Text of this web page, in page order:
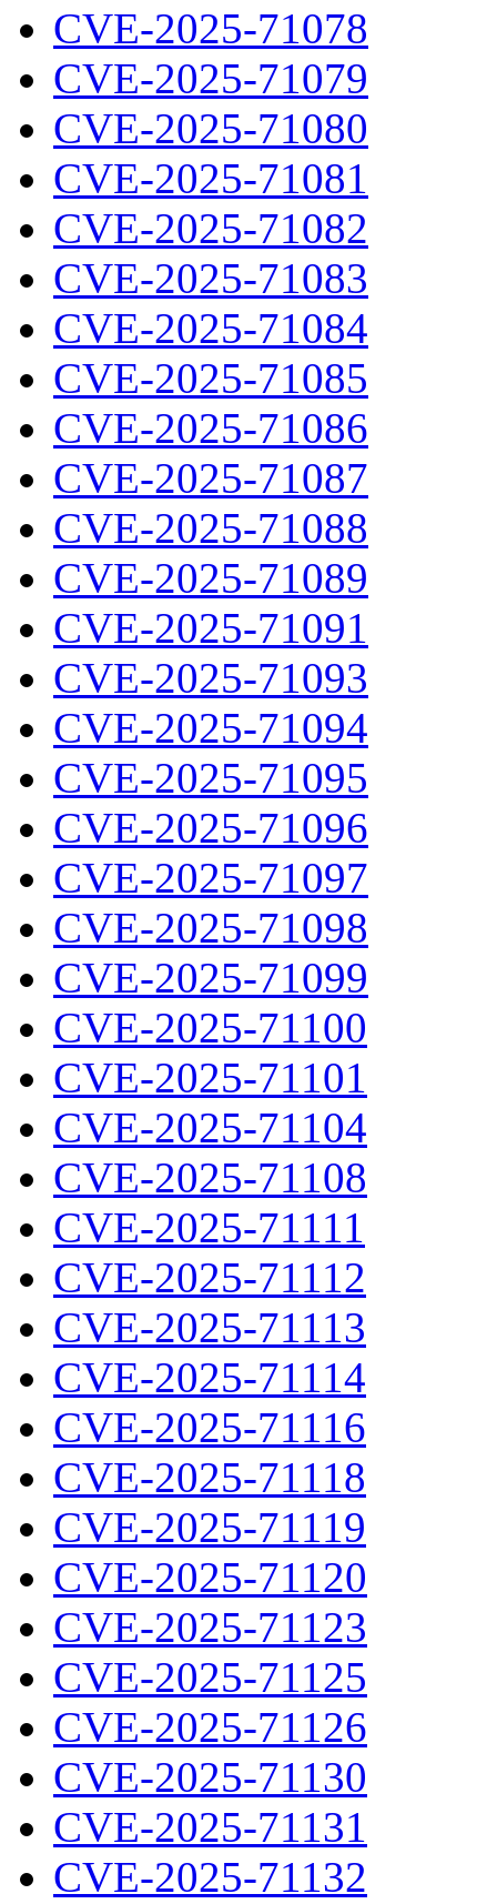
CVE-2025-71078
CVE-2025-71079
CVE-2025-71080
CVE-2025-71081
CVE-2025-71082
CVE-2025-71083
CVE-2025-71084
CVE-2025-71085
CVE-2025-71086
CVE-2025-71087
CVE-2025-71088
CVE-2025-71089
CVE-2025-71091
CVE-2025-71093
CVE-2025-71094
CVE-2025-71095
CVE-2025-71096
CVE-2025-71097
CVE-2025-71098
CVE-2025-71099
CVE-2025-71100
CVE-2025-71101
CVE-2025-71104
CVE-2025-71108
CVE-2025-71111
CVE-2025-71112
CVE-2025-71113
CVE-2025-71114
CVE-2025-71116
CVE-2025-71118
CVE-2025-71119
CVE-2025-71120
CVE-2025-71123
CVE-2025-71125
CVE-2025-71126
CVE-2025-71130
CVE-2025-71131
CVE-2025-71132